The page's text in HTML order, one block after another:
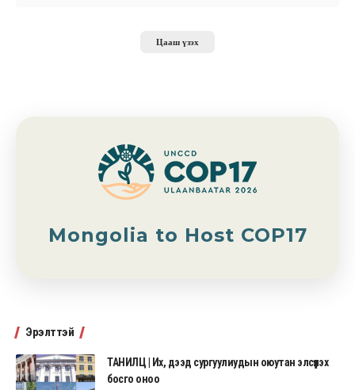
Цааш үзэх
Mongolia to Host COP17
Эрэлттэй
ТАНИЛЦ | Их, дээд сургуулиудын оюутан элсүүлэх
босго оноо